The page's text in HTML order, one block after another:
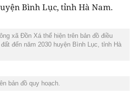
Bình Lục, tỉnh Hà Nam.
xã Đồn Xá thể hiện trên bản đồ điều
đến năm 2030 huyện Bình Lục, tỉnh Hà
bản đồ quy hoạch.